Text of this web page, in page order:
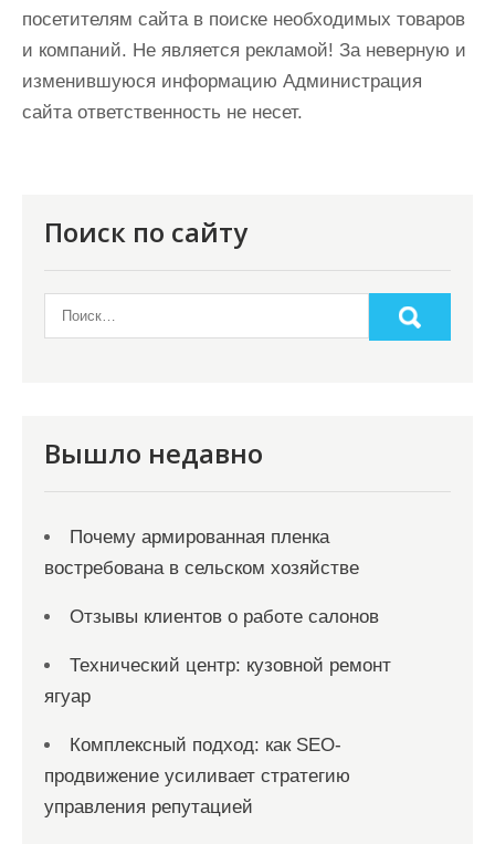
посетителям сайта в поиске необходимых товаров
и компаний. Не является рекламой! За неверную и
изменившуюся информацию Администрация
сайта ответственность не несет.
Поиск по сайту
Вышло недавно
Почему армированная пленка
востребована в сельском хозяйстве
Отзывы клиентов о работе салонов
Технический центр: кузовной ремонт
ягуар
Комплексный подход: как SEO-
продвижение усиливает стратегию
управления репутацией